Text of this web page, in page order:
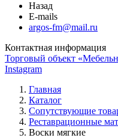
Назад
E-mails
argos-fm@mail.ru
Контактная информация
Торговый объект
Instagram
Главная
Каталог
Сопутствующие
Реставрационные
Воски мягкие